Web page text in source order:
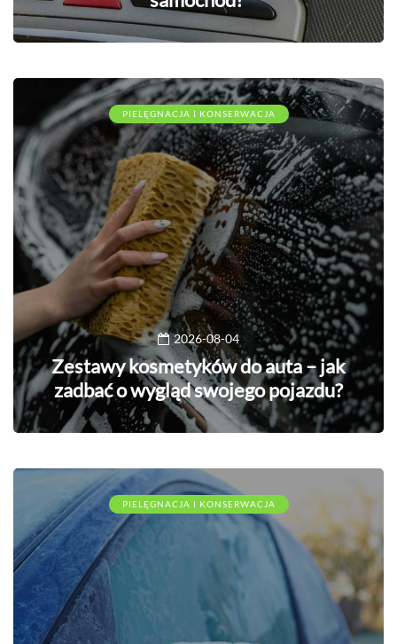
PIELĘGNACJA I KONSERWACJA
2026-08-04
Zestawy kosmetyków do auta – jak
zadbać o wygląd swojego pojazdu?
PIELĘGNACJA I KONSERWACJA